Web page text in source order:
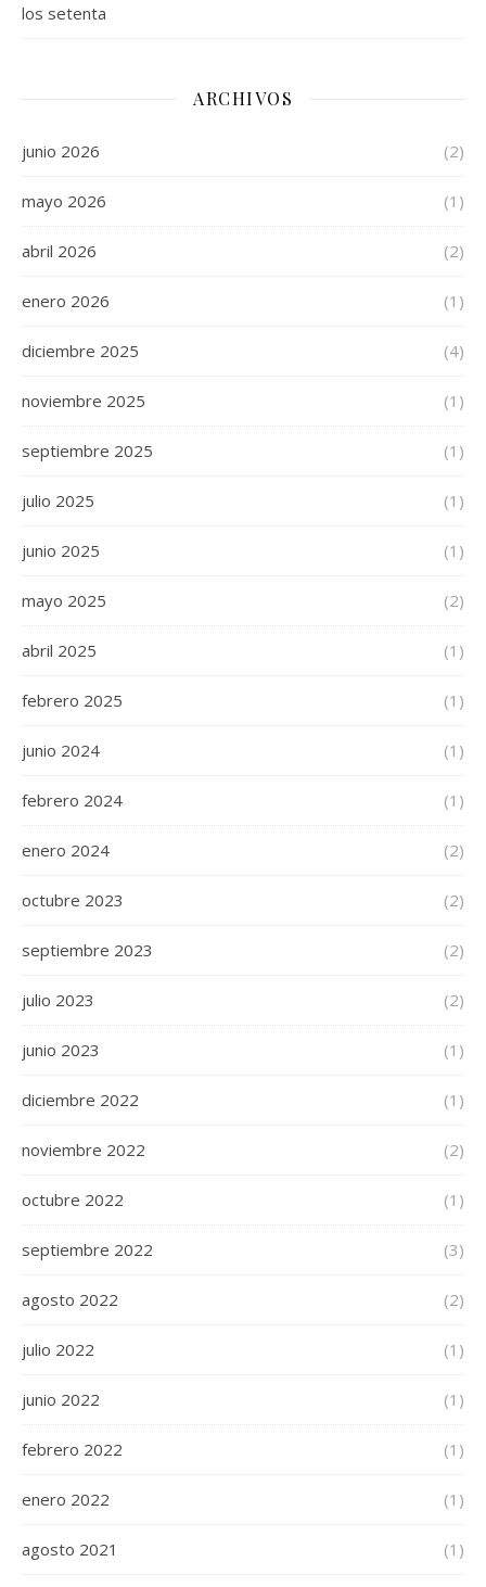
los setenta
ARCHIVOS
junio 2026 (2)
mayo 2026 (1)
abril 2026 (2)
enero 2026 (1)
diciembre 2025 (4)
noviembre 2025 (1)
septiembre 2025 (1)
julio 2025 (1)
junio 2025 (1)
mayo 2025 (2)
abril 2025 (1)
febrero 2025 (1)
junio 2024 (1)
febrero 2024 (1)
enero 2024 (2)
octubre 2023 (2)
septiembre 2023 (2)
julio 2023 (2)
junio 2023 (1)
diciembre 2022 (1)
noviembre 2022 (2)
octubre 2022 (1)
septiembre 2022 (3)
agosto 2022 (2)
julio 2022 (1)
junio 2022 (1)
febrero 2022 (1)
enero 2022 (1)
agosto 2021 (1)